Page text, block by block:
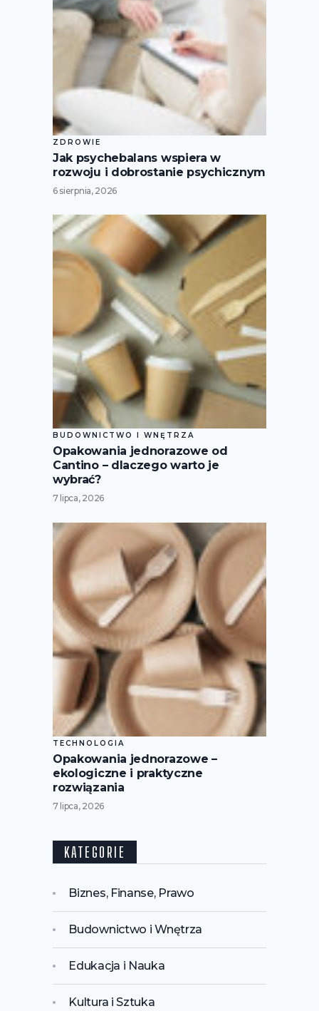
ZDROWIE
Jak psychebalans wspiera w
rozwoju i dobrostanie psychicznym
6 sierpnia, 2026
BUDOWNICTWO I WNĘTRZA
Opakowania jednorazowe od
Cantino – dlaczego warto je
wybrać?
7 lipca, 2026
TECHNOLOGIA
Opakowania jednorazowe –
ekologiczne i praktyczne
rozwiązania
7 lipca, 2026
KATEGORIE
Biznes, Finanse, Prawo
Budownictwo i Wnętrza
Edukacja i Nauka
Kultura i Sztuka